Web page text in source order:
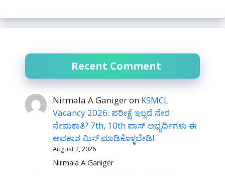
Recent Comment
Nirmala A Ganigeron KSMCL
Vacancy 2026: ಪರೀಕ್ಷೆ ಇಲ್ಲದೆ ನೇರ
ನೇಮಕಾತಿ? 7th, 10th ಪಾಸ್ ಅಭ್ಯರ್ಥಿಗಳು ಈ
ಅವಕಾಶ ಮಿಸ್ ಮಾಡಿಕೊಳ್ಳಬೇಡಿ!
August 2, 2026
Nirmala A Ganiger